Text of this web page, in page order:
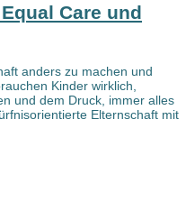
Care und
anders zu machen und
Kinder wirklich,
und dem Druck, immer alles
Elternschaft mit